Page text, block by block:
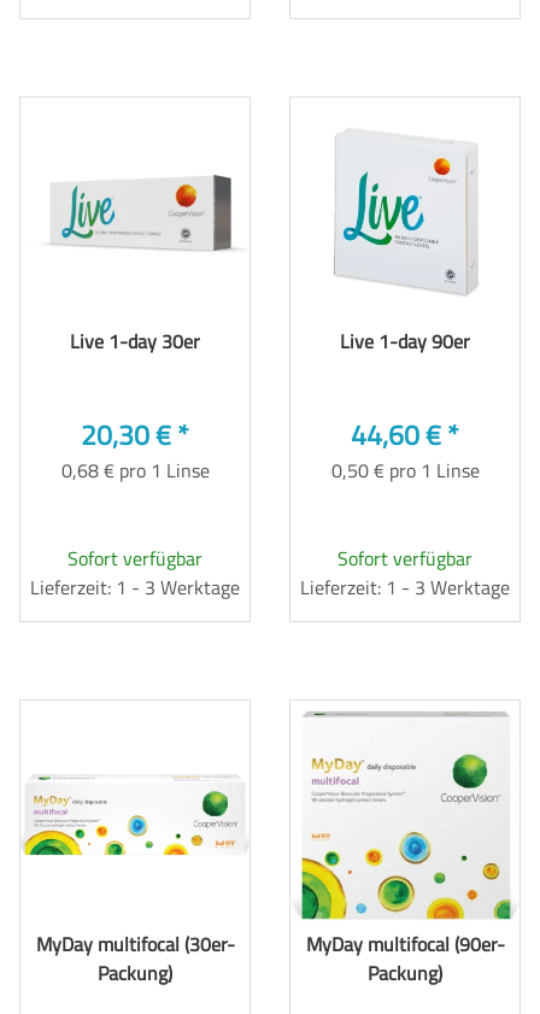
Live 1-day 30er
20,30 €*
0,68 € pro 1 Linse
Sofort verfügbar
Lieferzeit: 1 - 3 Werktage
Live 1-day 90er
44,60 €*
0,50 € pro 1 Linse
Sofort verfügbar
Lieferzeit: 1 - 3 Werktage
MyDay multifocal (30er-
Packung)
MyDay multifocal (90er-
Packung)